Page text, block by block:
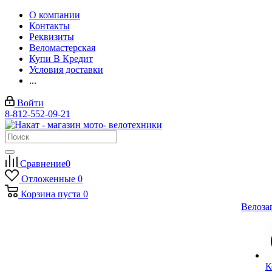
О компании
Контакты
Реквизиты
Веломастерская
Купи В Кредит
Условия доставки
...
Войти
8-812-552-09-21
Сравнение0
Отложенные 0
Корзина пуста 0